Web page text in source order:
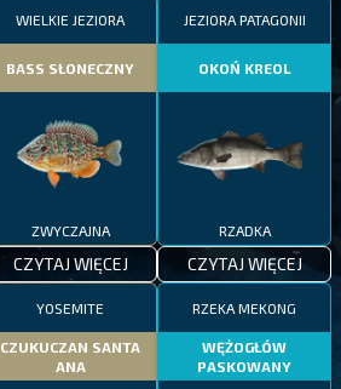
WIELKIE JEZIORA
BASS SŁONECZNY
ZWYCZAJNA
CZYTAJ WIĘCEJ
JEZIORA PATAGONII
OKOŃ KREOL
RZADKA
CZYTAJ WIĘCEJ
YOSEMITE
CZUKUCZAN SANTA
ANA
RZEKA MEKONG
WĘŻOGŁÓW
PASKOWANY